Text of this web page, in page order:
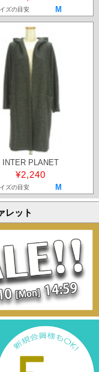
ズの目安 M
INTER PLANET
¥2,240
ズの目安 M
レット